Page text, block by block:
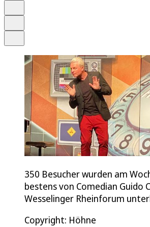
350 Besucher wurden am
bestens von Comedian Guido
Wesselinger Rheinforum
Copyright: Höhne